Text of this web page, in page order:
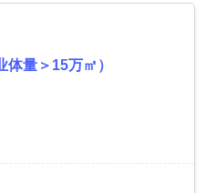
量＞15万㎡）